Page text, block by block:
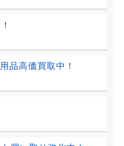
品高価買取中！